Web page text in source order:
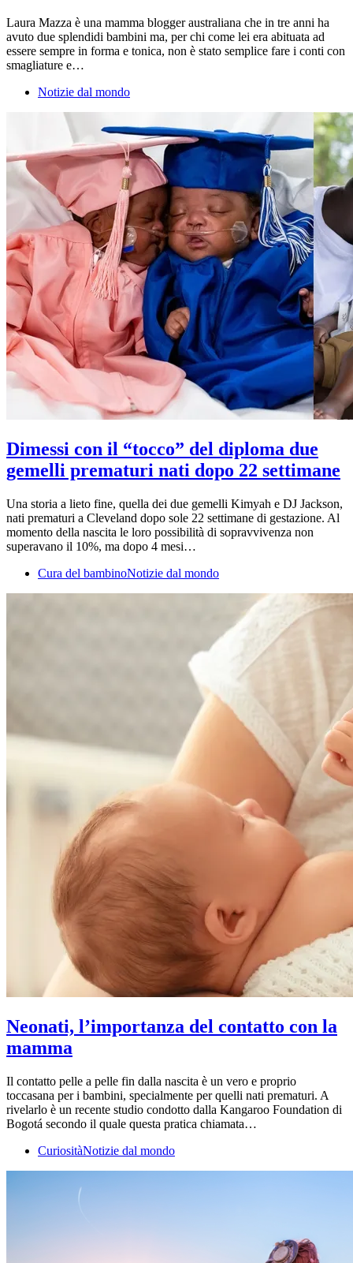
Laura Mazza è una mamma blogger australiana che in tre anni ha
avuto due splendidi bambini ma, per chi come lei era abituata ad
essere sempre in forma e tonica, non è stato semplice fare i conti con
smagliature e…
Notizie dal mondo
Dimessi con il “tocco” del diploma due
gemelli prematuri nati dopo 22 settimane
Una storia a lieto fine, quella dei due gemelli Kimyah e DJ Jackson,
nati prematuri a Cleveland dopo sole 22 settimane di gestazione. Al
momento della nascita le loro possibilità di sopravvivenza non
superavano il 10%, ma dopo 4 mesi…
Cura del bambinoNotizie dal mondo
Neonati, l’importanza del contatto con la
mamma
Il contatto pelle a pelle fin dalla nascita è un vero e proprio
toccasana per i bambini, specialmente per quelli nati prematuri. A
rivelarlo è un recente studio condotto dalla Kangaroo Foundation di
Bogotá secondo il quale questa pratica chiamata…
CuriositàNotizie dal mondo